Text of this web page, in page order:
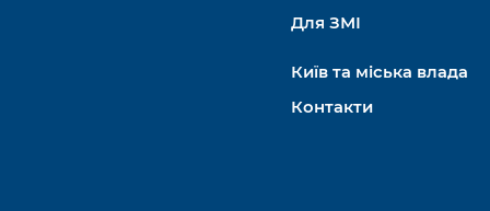
Для ЗМІ
Київ та міська влада
Контакти